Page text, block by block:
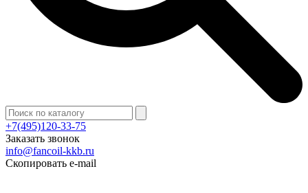
+7(495)120-33-75
Заказать звонок
info@fancoil-kkb.ru
Скопировать e-mail